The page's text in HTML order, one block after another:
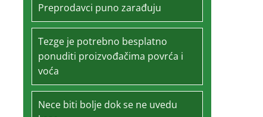
Preprodavci puno zarađuju
Tezge je potrebno besplatno
ponuditi proizvođačima povrća i
voća
Nece biti bolje dok se ne uvedu